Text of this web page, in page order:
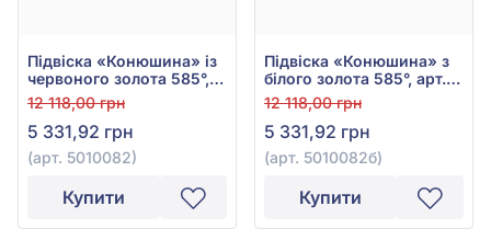
Підвіска «Конюшина» із
червоного золота 585°,
без вставки, арт. 5010082
12 118,00 грн
5 331,92 грн
(арт. 5010082)
Купити
Підвіска «Конюшина» з
білого золота 585°, арт.
5010082б
12 118,00 грн
5 331,92 грн
(арт. 5010082б)
Купити